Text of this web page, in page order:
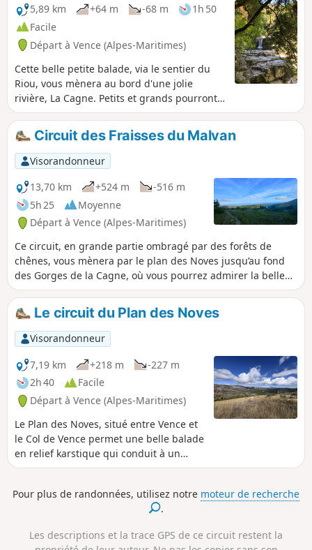
5,89 km
+64 m -68 m
1h 50
Facile
Départ à Vence (Alpes-Maritimes)
Cette belle petite balade, via le sentier du
Riou, vous mènera au bord d'une jolie
rivière, La Cagne. Petits et grands pourront
profiter de launes profondes et cascades.
Une curiosité géographique. Un très beau
spot. 23/04/2024 : La randonnée seulement
accessible jusqu'au point 3, ceci dû à des
travaux engagés après de fortes pluies.
Circuit des Fraisses du Malvan
Visorandonneur
13,70 km
+524 m
-516 m
5h 25
Moyenne
Départ à Vence (Alpes-Maritimes)
Ce circuit, en grande partie ombragé par des forêts de
chênes, vous mènera par le plan des Noves jusqu’au fond
des Gorges de la Cagne, où vous pourrez admirer la belle
Cascade de Vescagne. Le retour se fera par le Vallon de
Vescagne et le Col de Vence.
Le circuit du Plan des Noves
Visorandonneur
7,19 km
+218 m
-227 m
2h 40
Facile
Départ à Vence (Alpes-Maritimes)
Le Plan des Noves, situé entre Vence et
le Col de Vence permet une belle balade
en relief karstique qui conduit à un
panorama sur le Baou de Saint-Jeannet
promenade n°21 du guide randoxygène
"Pays côtier" du Conseil Général des
Pour plus de randonnées, utilisez notre moteur de recherche
.
Les descriptions et la trace GPS de ce circuit restent la